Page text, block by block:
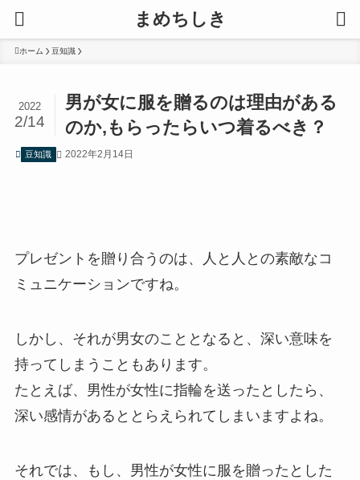
まめちしき
ホーム 豆知識
男が女に服を贈るのは理由がある
のか,もらったらいつ着るべき？
2022
2/14
豆知識 2022年2月14日
プレゼントを贈り合うのは、人と人との素敵なコ
ミュニケーションですね。
しかし、それが男女のこととなると、深い意味を
持ってしまうこともあります。
たとえば、男性が女性に指輪を送ったとしたら、
深い感情があるととらえられてしまいますよね。
それでは、もし、男性が女性に服を贈ったとした